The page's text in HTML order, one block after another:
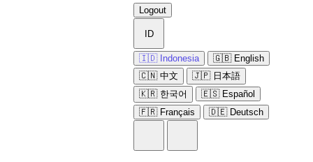
Logout
ID
🇮🇩 Indonesia
🇬🇧 English
🇨🇳 中文
🇯🇵 日本語
🇰🇷 한국어
🇪🇸 Español
🇫🇷 Français
🇩🇪 Deutsch